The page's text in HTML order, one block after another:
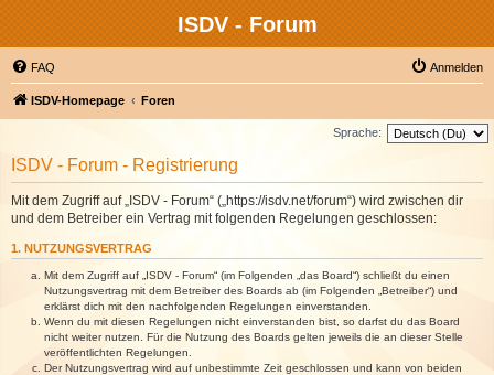
ISDV - Forum
FAQ Anmelden
ISDV-Homepage Foren
Sprache:
ISDV - Forum - Registrierung
Mit dem Zugriff auf „ISDV - Forum“ („https://isdv.net/forum“) wird zwischen dir
und dem Betreiber ein Vertrag mit folgenden Regelungen geschlossen:
1. NUTZUNGSVERTRAG
Mit dem Zugriff auf „ISDV - Forum“ (im Folgenden „das Board“) schließt du einen
Nutzungsvertrag mit dem Betreiber des Boards ab (im Folgenden „Betreiber“) und
erklärst dich mit den nachfolgenden Regelungen einverstanden.
Wenn du mit diesen Regelungen nicht einverstanden bist, so darfst du das Board
nicht weiter nutzen. Für die Nutzung des Boards gelten jeweils die an dieser Stelle
veröffentlichten Regelungen.
Der Nutzungsvertrag wird auf unbestimmte Zeit geschlossen und kann von beiden